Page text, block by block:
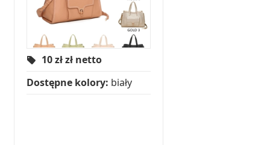
10 złzł netto
Dostępne kolory: biały